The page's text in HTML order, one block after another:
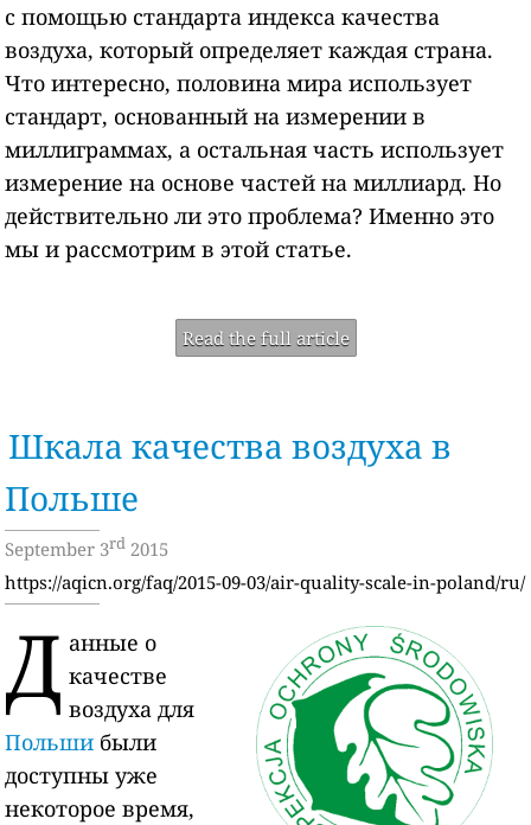
с помощью стандарта индекса качества
воздуха, который определяет каждая страна.
Что интересно, половина мира использует
стандарт, основанный на измерении в
миллиграммах, а остальная часть использует
измерение на основе частей на миллиард. Но
действительно ли это проблема? Именно это
мы и рассмотрим в этой статье.
Read the full article
Шкала качества воздуха в
Польше
September 3rd 2015
https://aqicn.org/faq/2015-09-03/air-quality-scale-in-poland/ru/
Д анные о
качестве
воздуха для
Польши были
доступны уже
некоторое время,